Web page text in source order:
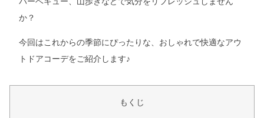
か？
今回はこれからの季節にぴったりな、おしゃれで快適なアウ
トドアコーデをご紹介します♪
もくじ